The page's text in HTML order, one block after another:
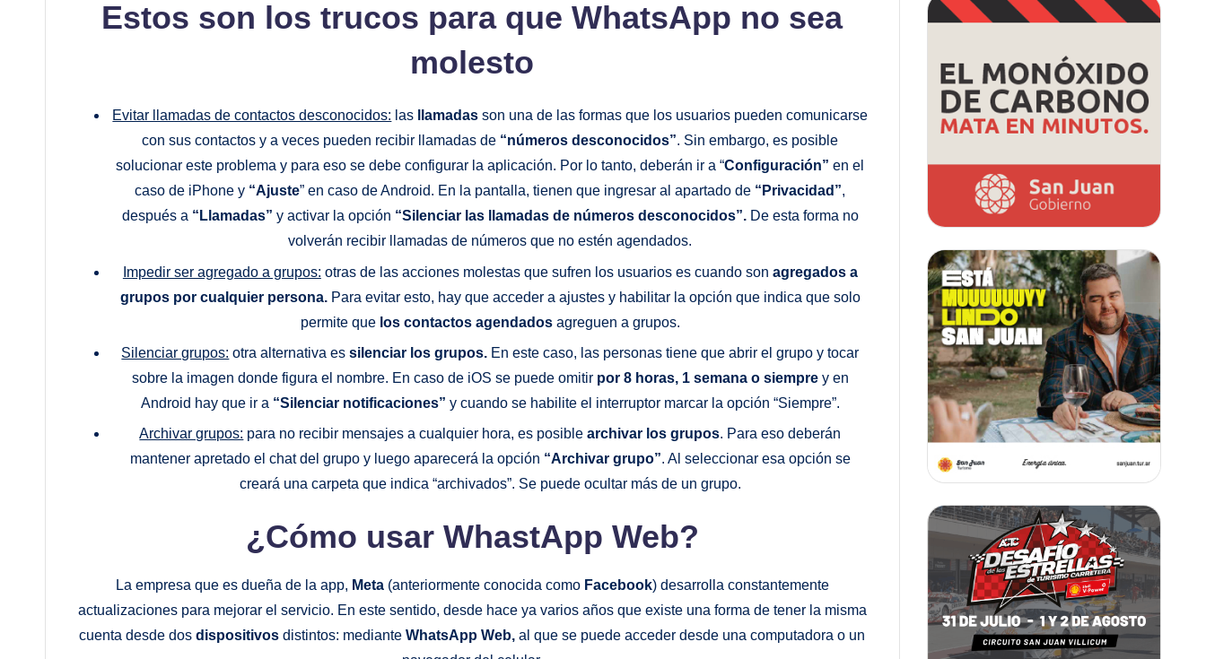
Estos son los trucos para que WhatsApp no sea
molesto
Evitar llamadas de contactos desconocidos: las llamadas son una de las formas que los usuarios pueden comunicarse
con sus contactos y a veces pueden recibir llamadas de “números desconocidos”. Sin embargo, es posible
solucionar este problema y para eso se debe configurar la aplicación. Por lo tanto, deberán ir a “Configuración” en el
caso de iPhone y “Ajuste” en caso de Android. En la pantalla, tienen que ingresar al apartado de “Privacidad”,
después a “Llamadas” y activar la opción “Silenciar las llamadas de números desconocidos”. De esta forma no
volverán recibir llamadas de números que no estén agendados.
Impedir ser agregado a grupos: otras de las acciones molestas que sufren los usuarios es cuando son agregados a
grupos por cualquier persona. Para evitar esto, hay que acceder a ajustes y habilitar la opción que indica que solo
permite que los contactos agendados agreguen a grupos.
Silenciar grupos: otra alternativa essilenciar los grupos. En este caso, las personas tiene que abrir el grupo y tocar
sobre la imagen donde figura el nombre. En caso de iOS se puede omitir por 8 horas, 1 semana o siemprey en
Android hay que ir a “Silenciar notificaciones” y cuando se habilite el interruptor marcar la opción “Siempre”.
Archivar grupos: para no recibir mensajes a cualquier hora, es posiblearchivar los grupos. Para eso deberán
mantener apretado el chat del grupo y luego aparecerá la opción “Archivar grupo”. Al seleccionar esa opción se
creará una carpeta que indica “archivados”. Se puede ocultar más de un grupo.
¿Cómo usar WhastApp Web?
La empresa que es dueña de la app, Meta (anteriormente conocida como Facebook) desarrolla constantemente
actualizaciones para mejorar el servicio. En este sentido, desde hace ya varios años que existe una forma de tener la misma
cuenta desde dosdispositivosdistintos: medianteWhatsApp Web,al que se puede acceder desde una computadora o un